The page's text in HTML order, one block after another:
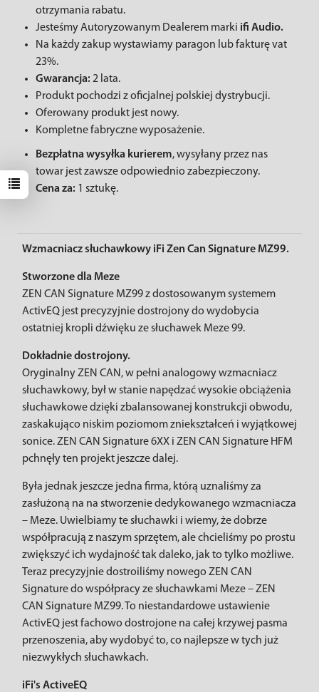
otrzymania rabatu.
Jesteśmy Autoryzowanym Dealerem marki ifi Audio.
Na każdy zakup wystawiamy paragon lub fakturę vat
23%.
Gwarancja: 2 lata.
Produkt pochodzi z oficjalnej polskiej dystrybucji.
Oferowany produkt jest nowy.
Kompletne fabryczne wyposażenie.
Bezpłatna wysyłka kurierem, wysyłany przez nas
towar jest zawsze odpowiednio zabezpieczony.
Cena za: 1 sztukę.
Wzmacniacz słuchawkowy iFi Zen Can Signature MZ99.
Stworzone dla Meze
ZEN CAN Signature MZ99 z dostosowanym systemem
ActivEQ jest precyzyjnie dostrojony do wydobycia
ostatniej kropli dźwięku ze słuchawek Meze 99.
Dokładnie dostrojony.
Oryginalny ZEN CAN, w pełni analogowy wzmacniacz
słuchawkowy, był w stanie napędzać wysokie obciążenia
słuchawkowe dzięki zbalansowanej konstrukcji obwodu,
zaskakująco niskim poziomom zniekształceń i wyjątkowej
sonice. ZEN CAN Signature 6XX i ZEN CAN Signature HFM
pchnęły ten projekt jeszcze dalej.
Była jednak jeszcze jedna firma, którą uznaliśmy za
zasłużoną na na stworzenie dedykowanego wzmacniacza
– Meze. Uwielbiamy te słuchawki i wiemy, że dobrze
współpracują z naszym sprzętem, ale chcieliśmy po prostu
zwiększyć ich wydajność tak daleko, jak to tylko możliwe.
Teraz precyzyjnie dostroiliśmy nowego ZEN CAN
Signature do współpracy ze słuchawkami Meze – ZEN
CAN Signature MZ99. To niestandardowe ustawienie
ActivEQ jest fachowo dostrojone na całej krzywej pasma
przenoszenia, aby wydobyć to, co najlepsze w tych już
niezwykłych słuchawkach.
iFi's ActiveEQ